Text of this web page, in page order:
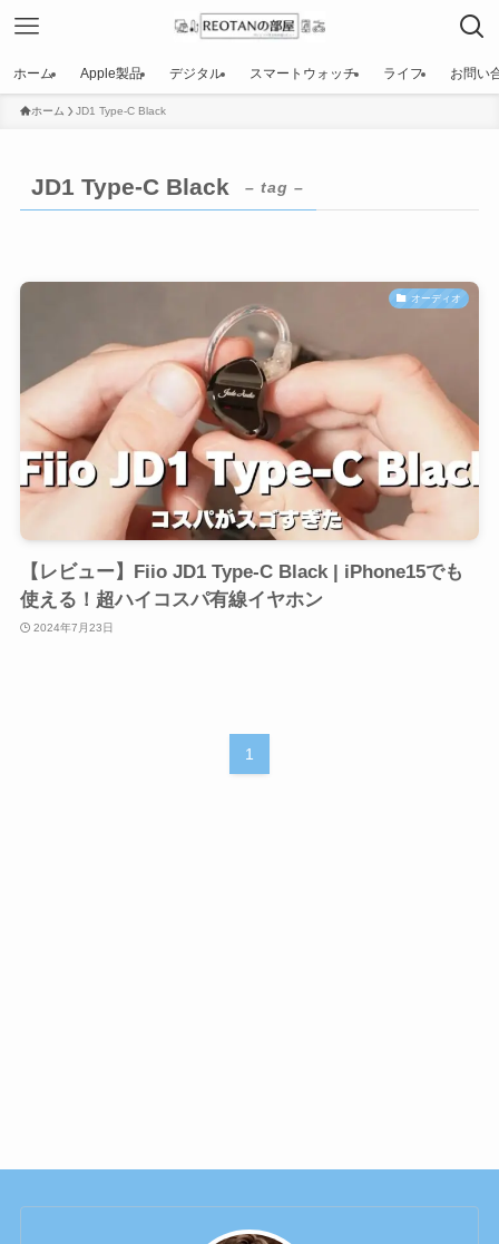
ホーム Apple製品 デジタル スマートウォッチ ライフ お問い
ホーム JD1 Type-C Black
JD1 Type-C Black – tag –
オーディオ
【レビュー】Fiio JD1 Type-C Black | iPhone15でも
使える！超ハイコスパ有線イヤホン
2024年7月23日
1